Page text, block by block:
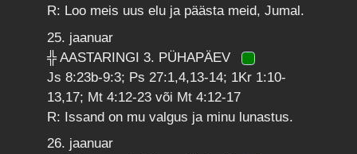
R: Loo meis uus elu ja päästa meid, Jumal.
25. jaanuar
╬ AASTARINGI 3. PÜHAPÄEV
Js 8:23b-9:3; Ps 27:1,4,13-14; 1Kr 1:10-
13,17; Mt 4:12-23 või Mt 4:12-17
R: Issand on mu valgus ja minu lunastus.
26. jaanuar